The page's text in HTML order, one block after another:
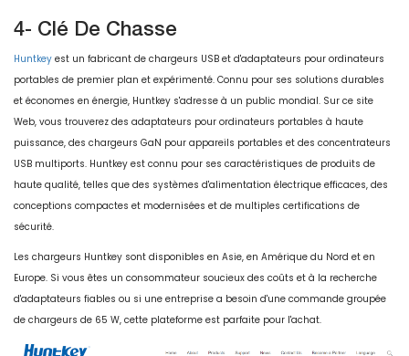
4- Clé De Chasse
Huntkey est un fabricant de chargeurs USB et d'adaptateurs pour ordinateurs
portables de premier plan et expérimenté. Connu pour ses solutions durables
et économes en énergie, Huntkey s'adresse à un public mondial. Sur ce site
Web, vous trouverez des adaptateurs pour ordinateurs portables à haute
puissance, des chargeurs GaN pour appareils portables et des concentrateurs
USB multiports. Huntkey est connu pour ses caractéristiques de produits de
haute qualité, telles que des systèmes d'alimentation électrique efficaces, des
conceptions compactes et modernisées et de multiples certifications de
sécurité.
Les chargeurs Huntkey sont disponibles en Asie, en Amérique du Nord et en
Europe. Si vous êtes un consommateur soucieux des coûts et à la recherche
d'adaptateurs fiables ou si une entreprise a besoin d'une commande groupée
de chargeurs de 65 W, cette plateforme est parfaite pour l'achat.